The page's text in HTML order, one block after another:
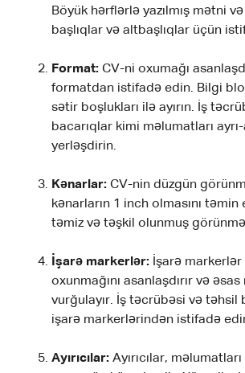
Böyük hərflərlə yazılmış mətni
başlıqlar və altbaşlıqlar üçün
Format: CV-ni oxumağı
formatdan istifadə edin. Bilgi
sətir boşlukları ilə ayırın. İş
bacarıqlar kimi məlumatları
yerləşdirin.
Kənarlar: CV-nin düzgün
kənarların 1 inch olmasını
təmiz və təşkil olunmuş
İşarə markerlər: İşarə
oxunmağını asanlaşdırır və
vurğulayır. İş təcrübəsi və təhsil
işarə markerlərindən istifadə
Ayırıcılar: Ayırıcılar,